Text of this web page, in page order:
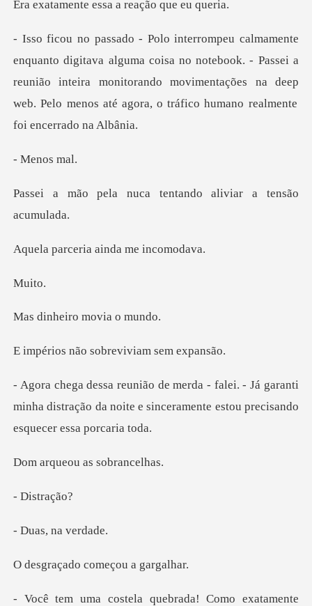
essa a reação
coisa no notebook. - Passei a
reunião inteira monitorando movimentações na deep
nos
uca tentando alivia
ria ainda me
it
iro movia
o sobreviviam
Já garanti
minha distração da noite e sinceramen
ou as sob
stra
, na v
o começou a
ebrada! Como exatamente